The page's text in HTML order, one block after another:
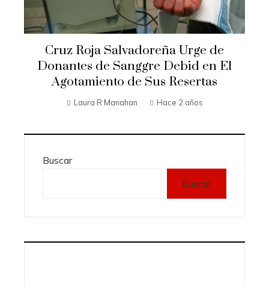
Cruz Roja Salvadoreña Urge de
Donantes de Sanggre Debid en El
Agotamiento de Sus Resertas
Laura R Manahan Hace 2 años
Buscar
Buscar